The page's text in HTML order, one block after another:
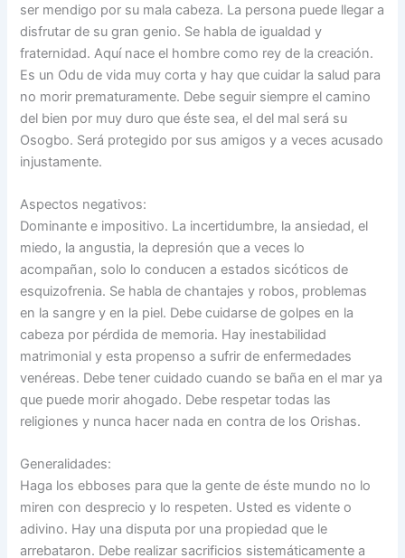
ser mendigo por su mala cabeza. La persona puede llegar a
disfrutar de su gran genio. Se habla de igualdad y
fraternidad. Aquí nace el hombre como rey de la creación.
Es un Odu de vida muy corta y hay que cuidar la salud para
no morir prematuramente. Debe seguir siempre el camino
del bien por muy duro que éste sea, el del mal será su
Osogbo. Será protegido por sus amigos y a veces acusado
injustamente.
Aspectos negativos:
Dominante e impositivo. La incertidumbre, la ansiedad, el
miedo, la angustia, la depresión que a veces lo
acompañan, solo lo conducen a estados sicóticos de
esquizofrenia. Se habla de chantajes y robos, problemas
en la sangre y en la piel. Debe cuidarse de golpes en la
cabeza por pérdida de memoria. Hay inestabilidad
matrimonial y esta propenso a sufrir de enfermedades
venéreas. Debe tener cuidado cuando se baña en el mar ya
que puede morir ahogado. Debe respetar todas las
religiones y nunca hacer nada en contra de los Orishas.
Generalidades:
Haga los ebboses para que la gente de éste mundo no lo
miren con desprecio y lo respeten. Usted es vidente o
adivino. Hay una disputa por una propiedad que le
arrebataron. Debe realizar sacrificios sistemáticamente a